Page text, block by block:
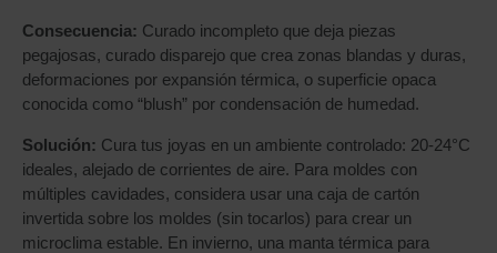
Consecuencia: Curado incompleto que deja piezas
pegajosas, curado disparejo que crea zonas blandas y duras,
deformaciones por expansión térmica, o superficie opaca
conocida como “blush” por condensación de humedad.
Solución: Cura tus joyas en un ambiente controlado: 20-24°C
ideales, alejado de corrientes de aire. Para moldes con
múltiples cavidades, considera usar una caja de cartón
invertida sobre los moldes (sin tocarlos) para crear un
microclima estable. En invierno, una manta térmica para